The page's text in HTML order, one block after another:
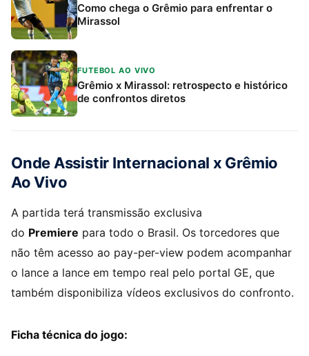
Como chega o Grêmio para enfrentar o
Mirassol
FUTEBOL AO VIVO
Grêmio x Mirassol: retrospecto e histórico
de confrontos diretos
Onde Assistir Internacional x Grêmio
Ao Vivo
A partida terá transmissão exclusiva
do Premiere para todo o Brasil. Os torcedores que
não têm acesso ao pay-per-view podem acompanhar
o lance a lance em tempo real pelo portal GE, que
também disponibiliza vídeos exclusivos do confronto.
Ficha técnica do jogo: